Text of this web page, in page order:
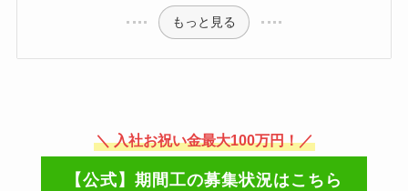
もっと見る
＼ 入社お祝い金最大100万円！／
【公式】期間工の募集状況はこちら